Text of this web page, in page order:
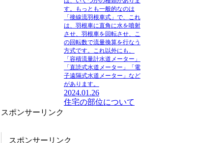
す。もっとも一般的なのは
「接線流羽根車式」 で、これ
は、羽根車に直角に水を噴射
させ、羽根車を回転させ、こ
の回転数で流量換算を行なう
方式です。これ以外にも、
「容積流量計水道メーター」
「直読式水道メーター」「電
子遠隔式水道メーター」など
があります。
2024.01.26
住宅の部位について
スポンサーリンク
スポンサーリンク